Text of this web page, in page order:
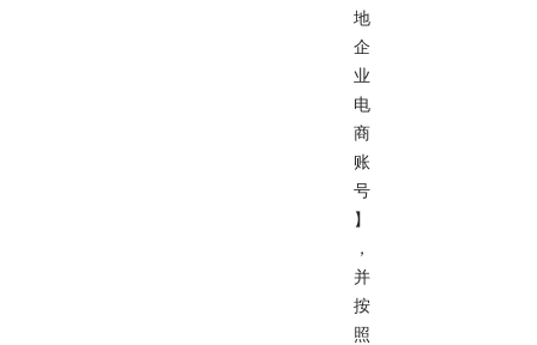
地
企
业
电
商
账
号
】
，
并
按
照